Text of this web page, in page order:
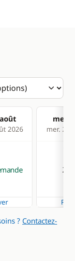
2026
mer.
mer. 26
2
? Contactez-